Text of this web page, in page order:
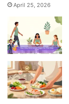
April 25, 2026